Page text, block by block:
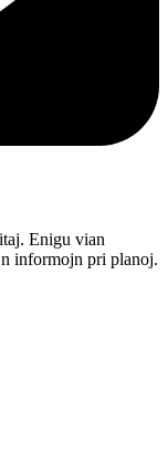
Enigu vian
informojn pri planoj.